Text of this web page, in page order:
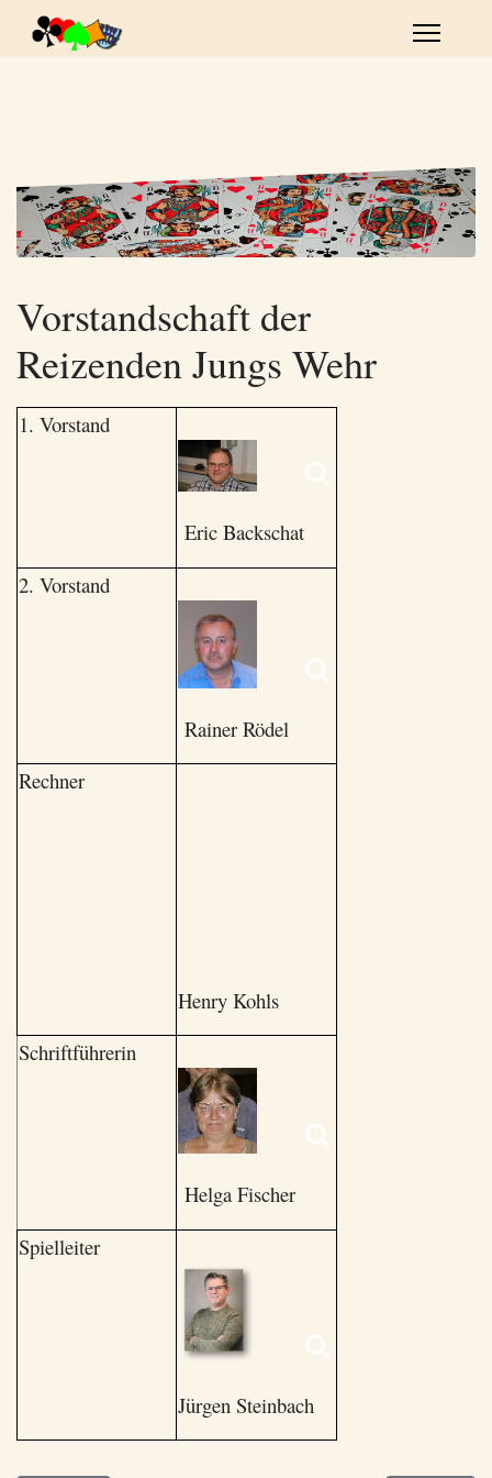
Vorstandschaft der
Reizenden Jungs Wehr
1. Vorstand
Eric Backschat
2. Vorstand
Rainer Rödel
Rechner
Henry Kohls
Schriftführerin
Helga Fischer
Spielleiter
Jürgen Steinbach